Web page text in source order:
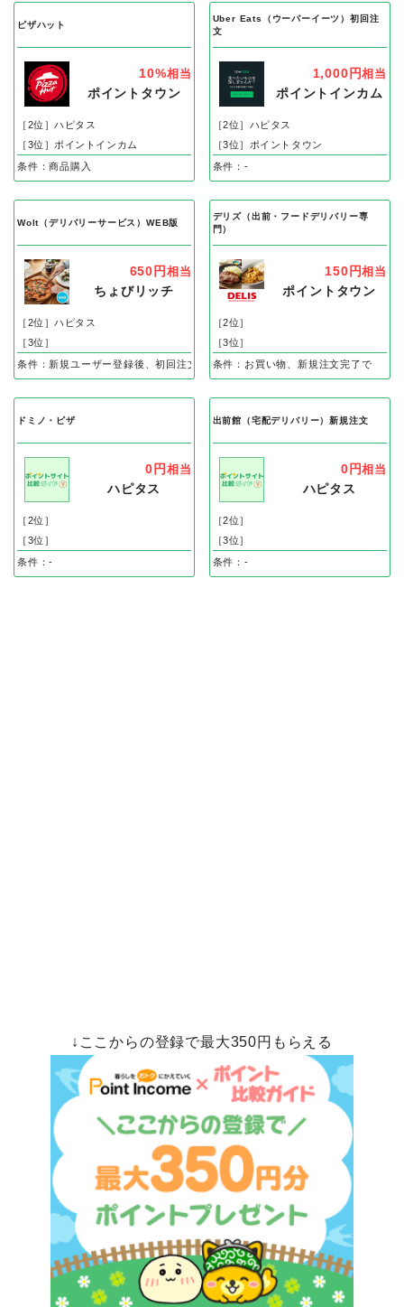
ピザハット
10%相当
ポイントタウン
［2位］ハピタス
［3位］ポイントインカム
条件：商品購入
Uber Eats（ウーバーイーツ）初回注
文
1,000円相当
ポイントインカム
［2位］ハピタス
［3位］ポイントタウン
条件：-
Wolt（デリバリーサービス）WEB版
650円 相当
ちょびリッチ
［2位］ハピタス
［3位］
条件：新規ユーザー登録後、初回注文完了
デリズ（出前・フードデリバリー専
門）
150円相当
ポイントタウン
［2位］
［3位］
条件：お買い物、新規注文完了で
ドミノ・ピザ
0円 相当
ハピタス
［2位］
［3位］
条件：-
出前館（宅配デリバリー）新規注文
0円相当
ハピタス
［2位］
［3位］
条件：-
↓ここからの登録で最大350円もらえる